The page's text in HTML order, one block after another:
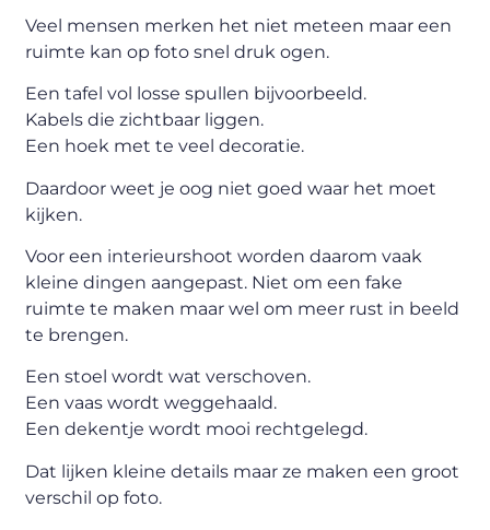
Veel mensen merken het niet meteen maar een
ruimte kan op foto snel druk ogen.
Een tafel vol losse spullen bijvoorbeeld.
Kabels die zichtbaar liggen.
Een hoek met te veel decoratie.
Daardoor weet je oog niet goed waar het moet
kijken.
Voor een interieurshoot worden daarom vaak
kleine dingen aangepast. Niet om een fake
ruimte te maken maar wel om meer rust in beeld
te brengen.
Een stoel wordt wat verschoven.
Een vaas wordt weggehaald.
Een dekentje wordt mooi rechtgelegd.
Dat lijken kleine details maar ze maken een groot
verschil op foto.